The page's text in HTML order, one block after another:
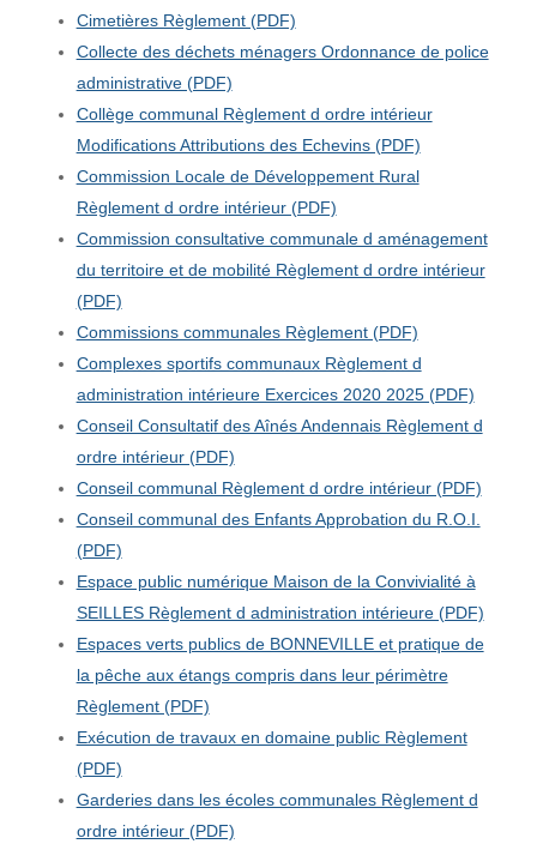
Cimetières Règlement (PDF)
Collecte des déchets ménagers Ordonnance de police
administrative (PDF)
Collège communal Règlement d ordre intérieur
Modifications Attributions des Echevins (PDF)
Commission Locale de Développement Rural
Règlement d ordre intérieur (PDF)
Commission consultative communale d aménagement
du territoire et de mobilité Règlement d ordre intérieur
(PDF)
Commissions communales Règlement (PDF)
Complexes sportifs communaux Règlement d
administration intérieure Exercices 2020 2025 (PDF)
Conseil Consultatif des Aînés Andennais Règlement d
ordre intérieur (PDF)
Conseil communal Règlement d ordre intérieur (PDF)
Conseil communal des Enfants Approbation du R.O.I.
(PDF)
Espace public numérique Maison de la Convivialité à
SEILLES Règlement d administration intérieure (PDF)
Espaces verts publics de BONNEVILLE et pratique de
la pêche aux étangs compris dans leur périmètre
Règlement (PDF)
Exécution de travaux en domaine public Règlement
(PDF)
Garderies dans les écoles communales Règlement d
ordre intérieur (PDF)